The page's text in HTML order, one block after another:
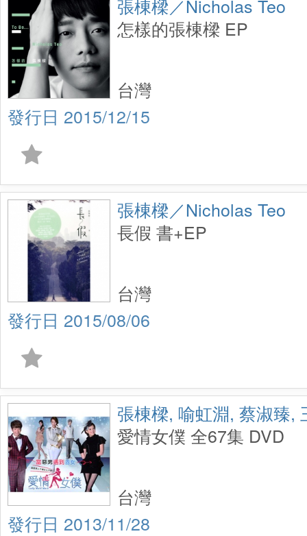
張棟樑／Nicholas Teo
怎樣的張棟樑 EP
2015/12/15
台灣
張棟樑／Nicholas Teo
長假 書+EP
2015/08/06
台灣
張棟樑, 喻虹淵, 蔡淑臻,
愛情女僕 全67集 DVD
2013/11/28
台灣